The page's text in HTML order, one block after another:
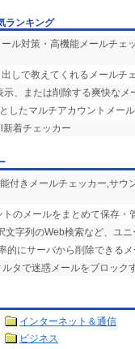
ランキング
ル対策・高機能メールチェ
しで教えてくれるメールチ
示、または削除する爽快なメ
したマルチアカウントメー
着チェッカー
付きメールチェッカー,サ
のメールをまとめて保存・
文字列のWeb検索など、ユ
的にサーバから削除できる
タで迷惑メールをブロック
インターネット＆通信
ビジネス